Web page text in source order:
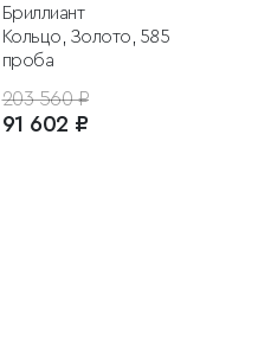
Бриллиант
Кольцо, Золото, 585
проба
203 560 ₽
91 602 ₽